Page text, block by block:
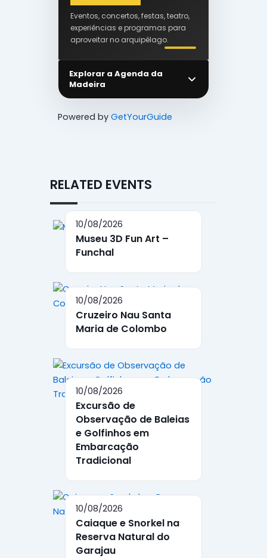
Eventos, concertos, festas, teatro,
experiências e programas para
aproveitar no arquipélago.
Explorar a Agenda da
Madeira
Powered by GetYourGuide
RELATED EVENTS
10/08/2026
Museu 3D Fun Art –
Funchal
10/08/2026
Cruzeiro Nau Santa
Maria de Colombo
10/08/2026
Excursão de
Observação de Baleias
e Golfinhos em
Embarcação
Tradicional
10/08/2026
Caiaque e Snorkel na
Reserva Natural do
Garajau